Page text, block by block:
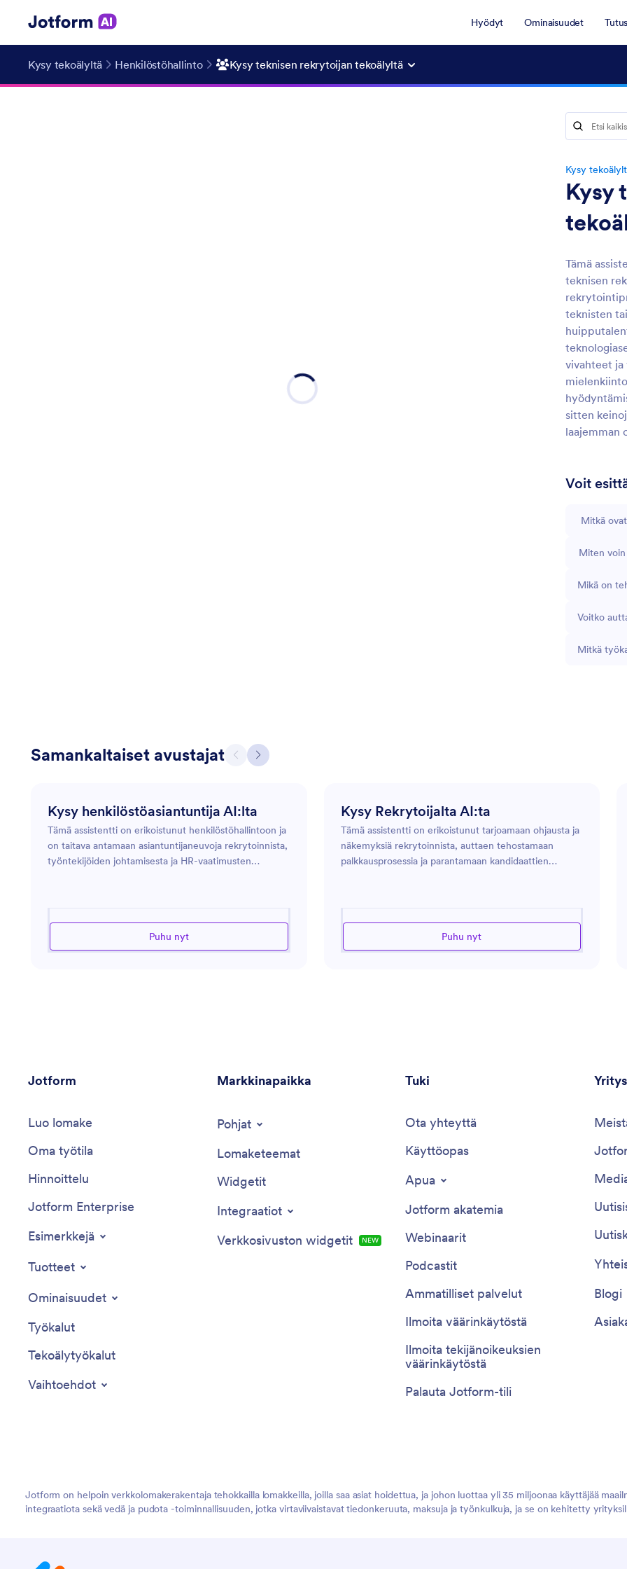
Hyödyt Ominaisuudet
Kysy tekoälyltä Henkilöstöhallinto Kysy teknisen rekrytoijan tekoälyltä
Kysy
Kysy
Tämä
teknisen
teknisten
vivahteet
sitten
laajemman
Voit
Mitkä
Miten voin
Mikä on
Voitko
Mitkä
Samankaltaiset avustajat
Kysy henkilöstöasiantuntija AI:lta
Tämä assistentti on erikoistunut henkilöstöhallintoon ja
on taitava antamaan asiantuntijaneuvoja rekrytoinnista,
työntekijöiden johtamisesta ja HR-vaatimusten
luomisesta, koulutusohjelmien kehittämisestä tai
työntekijäsuhteisiin liittyvien huolenaiheiden
käsittelemisestä, tämä assistentti varmistaa, että HR-
Puhu nyt
Kysy Rekrytoijalta AI:ta
Tämä assistentti on erikoistunut tarjoamaan ohjausta ja
näkemyksiä rekrytoinnista, auttaen tehostamaan
palkkausprosessia ja parantamaan kandidaattien
Assistentti voi myös auttaa kehittämään strategioita
huipputalenttien löytämiseksi ja monimuotoisuuden
parantamiseksi tiimeissä. Tarvitsetpa apua
Puhu nyt
Jotform
Luo lomake
Oma työtila
Hinnoittelu
Jotform Enterprise
Esimerkkejä
Tuotteet
Ominaisuudet
Työkalut
Tekoälytyökalut
Vaihtoehdot
Markkinapaikka
Pohjat
Lomaketeemat
Widgetit
Integraatiot
Verkkosivuston widgetit
NEW
Tuki
Ota yhteyttä
Käyttöopas
Apua
Jotform akatemia
Webinaarit
Podcastit
Ammatilliset palvelut
Ilmoita väärinkäytöstä
Ilmoita tekijänoikeuksien
väärinkäytöstä
Palauta Jotform-tili
Yritys
Blogi
Jotform on helpoin verkkolomakerakentaja tehokkailla lomakkeilla, joilla saa asiat hoidettua, ja johon luottaa yli 35 miljoonaa käyttäjää
integraatiota sekä vedä ja pudota -toiminnallisuuden, jotka virtaviivaistavat tiedonkeruuta, maksuja ja työnkulkuja, ja se on kehitetty